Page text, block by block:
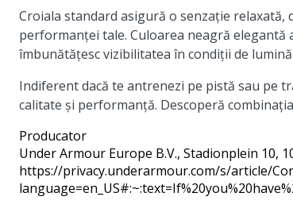
Croiala standard asigură o senzație
performanței tale. Culoarea neagră elegantă
îmbunătățesc vizibilitatea în condiții de lumină
Indiferent dacă te antrenezi pe pistă sau pe
calitate și performanță. Descoperă
Producator
Under Armour Europe B.V., Stadionplein 10,
https://privacy.underarmour.com/s/article/